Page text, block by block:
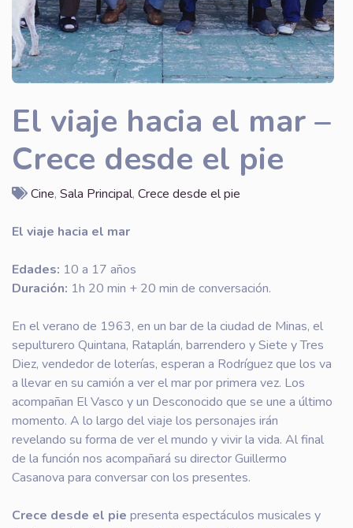
El viaje hacia el mar –
Crece desde el pie
Cine, Sala Principal, Crece desde el pie
El viaje hacia el mar
Edades: 10 a 17 años
Duración: 1h 20 min + 20 min de conversación.
En el verano de 1963, en un bar de la ciudad de Minas, el
sepulturero Quintana, Rataplán, barrendero y Siete y Tres
Diez, vendedor de loterías, esperan a Rodríguez que los va
a llevar en su camión a ver el mar por primera vez. Los
acompañan El Vasco y un Desconocido que se une a último
momento. A lo largo del viaje los personajes irán
revelando su forma de ver el mundo y vivir la vida. Al final
de la función nos acompañará su director Guillermo
Casanova para conversar con los presentes.
Crece desde el pie presenta espectáculos musicales y